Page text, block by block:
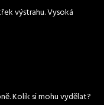
výstrahu. Vysoká
Kolik si mohu vydělat?